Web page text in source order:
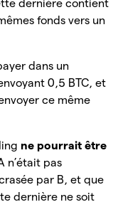
dernière contient
fonds vers un
dans un
0,5 BTC, et
ce même
ne pourrait être
n’était pas
par B, et que
dernière ne soit